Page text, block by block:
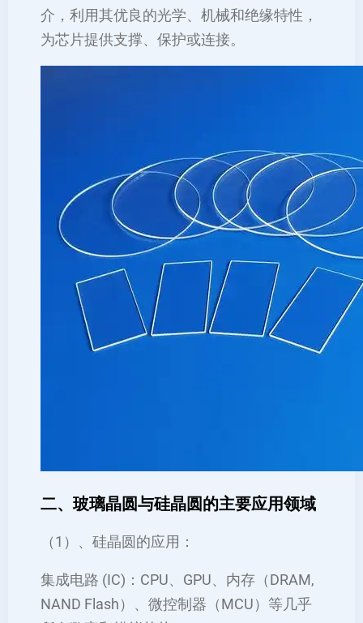
介，利用其优良的光学、机械和绝缘特性，
为芯片提供支撑、保护或连接。
二、玻璃晶圆与硅晶圆的主要应用领域
（1）、硅晶圆的应用：
集成电路 (IC)：CPU、GPU、内存（DRAM,
NAND Flash）、微控制器（MCU）等几乎